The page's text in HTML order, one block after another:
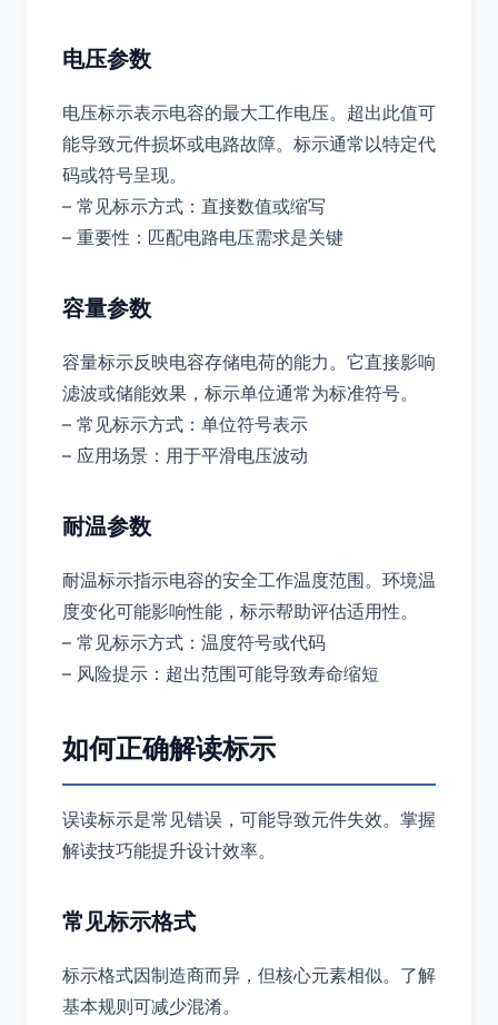
电压参数
电压标示表示电容的最大工作电压。超出此值可
能导致元件损坏或电路故障。标示通常以特定代
码或符号呈现。
– 常见标示方式：直接数值或缩写
– 重要性：匹配电路电压需求是关键
容量参数
容量标示反映电容存储电荷的能力。它直接影响
滤波或储能效果，标示单位通常为标准符号。
– 常见标示方式：单位符号表示
– 应用场景：用于平滑电压波动
耐温参数
耐温标示指示电容的安全工作温度范围。环境温
度变化可能影响性能，标示帮助评估适用性。
– 常见标示方式：温度符号或代码
– 风险提示：超出范围可能导致寿命缩短
如何正确解读标示
误读标示是常见错误，可能导致元件失效。掌握
解读技巧能提升设计效率。
常见标示格式
标示格式因制造商而异，但核心元素相似。了解
基本规则可减少混淆。